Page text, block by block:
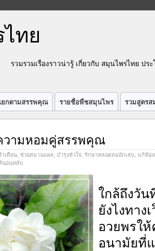
ทย
รวมรวมเรื่องราวน่ารู้ เกี่ยวกับ สมุนไพรไทย ป
ยกตามสรรพคุณ รายชื่อพืชสมุนไพร รวมสูตรส
วามหอมคู่สรรพคุณ
เดือน ช่วยสมานแผล บำรุงหัวใจ รักษาหลอดลมอักเสบ
แก้ท้อง
นอนหลับ
ใกล้ถึงวัน
ยังไงทาง
อวยพรใ
อนามัยที่